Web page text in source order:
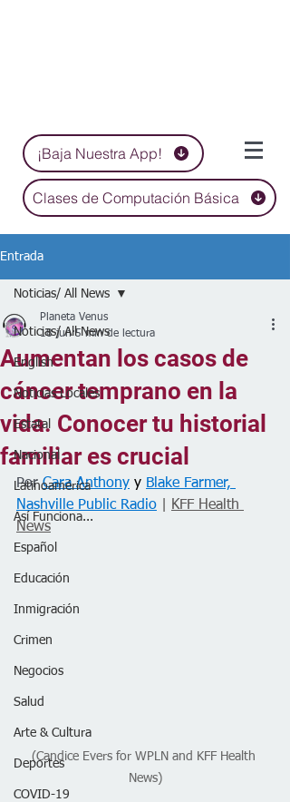
¡Baja Nuestra App!
Clases de Computación Básica
Entrada
Noticias/ All News
English
Noticias Locales
Estatal
Nacional
Latinoamérica
Así Funciona...
Español
Educación
Inmigración
Crimen
Negocios
Salud
Arte & Cultura
Deportes
COVID-19
Noticias/ All News
Aumentan los casos de
cáncer temprano en la
vida. Conocer tu historial
familiar es crucial
Planeta Venus
18 jun 5 min de lectura
Por Cara Anthony y Blake Farmer,
Nashville Public Radio
KFF Health
News
(Candice Evers for WPLN and KFF Health
News)